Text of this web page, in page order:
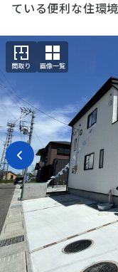
ている便利な住環